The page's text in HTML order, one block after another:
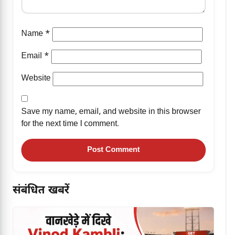
Name *
Email *
Website
Save my name, email, and website in this browser
for the next time I comment.
संबंधित खबरें